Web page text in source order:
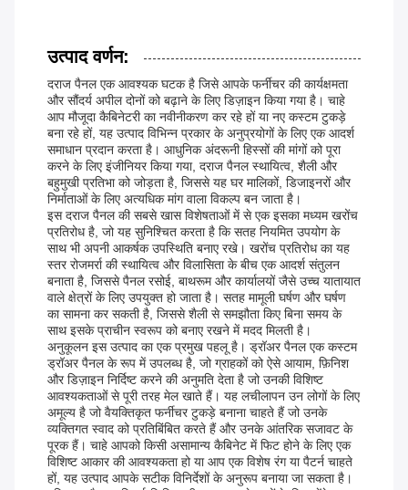
उत्पाद वर्णन:
दराज पैनल एक आवश्यक घटक है जिसे आपके फर्नीचर की कार्यक्षमता
और सौंदर्य अपील दोनों को बढ़ाने के लिए डिज़ाइन किया गया है। चाहे
आप मौजूदा कैबिनेटरी का नवीनीकरण कर रहे हों या नए कस्टम टुकड़े
बना रहे हों, यह उत्पाद विभिन्न प्रकार के अनुप्रयोगों के लिए एक आदर्श
समाधान प्रदान करता है। आधुनिक अंदरूनी हिस्सों की मांगों को पूरा
करने के लिए इंजीनियर किया गया, दराज पैनल स्थायित्व, शैली और
बहुमुखी प्रतिभा को जोड़ता है, जिससे यह घर मालिकों, डिजाइनरों और
निर्माताओं के लिए अत्यधिक मांग वाला विकल्प बन जाता है।
इस दराज पैनल की सबसे खास विशेषताओं में से एक इसका मध्यम खरोंच
प्रतिरोध है, जो यह सुनिश्चित करता है कि सतह नियमित उपयोग के
साथ भी अपनी आकर्षक उपस्थिति बनाए रखे। खरोंच प्रतिरोध का यह
स्तर रोजमर्रा की स्थायित्व और विलासिता के बीच एक आदर्श संतुलन
बनाता है, जिससे पैनल रसोई, बाथरूम और कार्यालयों जैसे उच्च यातायात
वाले क्षेत्रों के लिए उपयुक्त हो जाता है। सतह मामूली घर्षण और घर्षण
का सामना कर सकती है, जिससे शैली से समझौता किए बिना समय के
साथ इसके प्राचीन स्वरूप को बनाए रखने में मदद मिलती है।
अनुकूलन इस उत्पाद का एक प्रमुख पहलू है। ड्रॉअर पैनल एक कस्टम
ड्रॉअर पैनल के रूप में उपलब्ध है, जो ग्राहकों को ऐसे आयाम, फ़िनिश
और डिज़ाइन निर्दिष्ट करने की अनुमति देता है जो उनकी विशिष्ट
आवश्यकताओं से पूरी तरह मेल खाते हैं। यह लचीलापन उन लोगों के लिए
अमूल्य है जो वैयक्तिकृत फर्नीचर टुकड़े बनाना चाहते हैं जो उनके
व्यक्तिगत स्वाद को प्रतिबिंबित करते हैं और उनके आंतरिक सजावट के
पूरक हैं। चाहे आपको किसी असामान्य कैबिनेट में फिट होने के लिए एक
विशिष्ट आकार की आवश्यकता हो या आप एक विशेष रंग या पैटर्न चाहते
हों, यह उत्पाद आपके सटीक विनिर्देशों के अनुरूप बनाया जा सकता है।